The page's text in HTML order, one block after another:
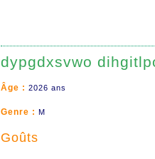
dypgdxsvwo
Âge : 2026 ans
Genre : M
Goûts